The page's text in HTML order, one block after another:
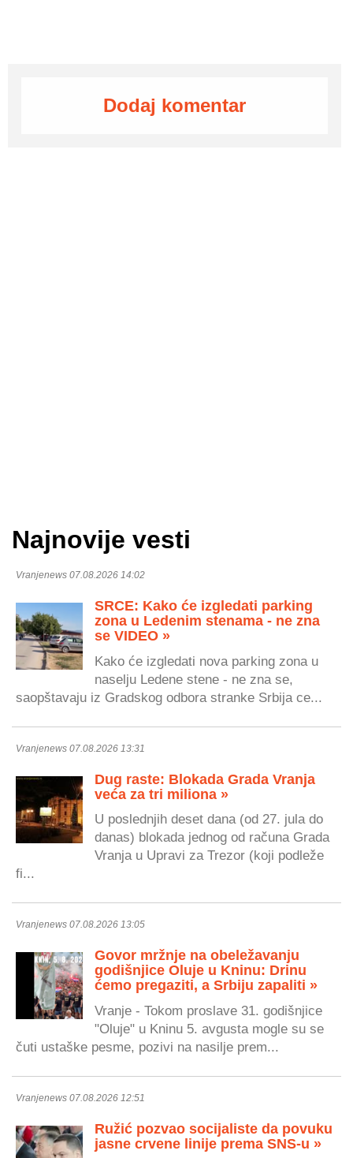
Dodaj komentar
Najnovije vesti
Vranjenews 07.08.2026 14:02
SRCE: Kako će izgledati parking
zona u Ledenim stenama - ne zna
se VIDEO »
Kako će izgledati nova parking zona u
naselju Ledene stene - ne zna se,
saopštavaju iz Gradskog odbora stranke Srbija ce...
Vranjenews 07.08.2026 13:31
Dug raste: Blokada Grada Vranja
veća za tri miliona »
U poslednjih deset dana (od 27. jula do
danas) blokada jednog od računa Grada
Vranja u Upravi za Trezor (koji podleže
fi...
Vranjenews 07.08.2026 13:05
Govor mržnje na obeležavanju
godišnjice Oluje u Kninu: Drinu
ćemo pregaziti, a Srbiju zapaliti »
Vranje - Tokom proslave 31. godišnjice
"Oluje" u Kninu 5. avgusta mogle su se
čuti ustaške pesme, pozivi na nasilje prem...
Vranjenews 07.08.2026 12:51
Ružić pozvao socijaliste da povuku
jasne crvene linije prema SNS-u »